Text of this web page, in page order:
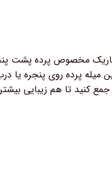
باریک مخصوص پرده پشت
پرده روی پنجره یا
کنید تا هم زیبایی